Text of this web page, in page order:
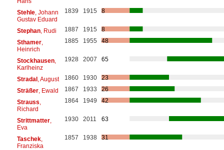
Stehle, Johann
Gustav Eduard
1839 1915 8
Stephan, Rudi 1887 1915
8
Sthamer,
Heinrich
1885 1955 48
Stockhausen,
Karlheinz
1928 2007 65
Stradal, August 1860 1930
23
Sträßer, Ewald 1867 1933
26
Strauss
Richard
1864 1949 42
Strittmatter,
Eva
1930 2011 63
Taschek,
Franziska
1857 1938 31